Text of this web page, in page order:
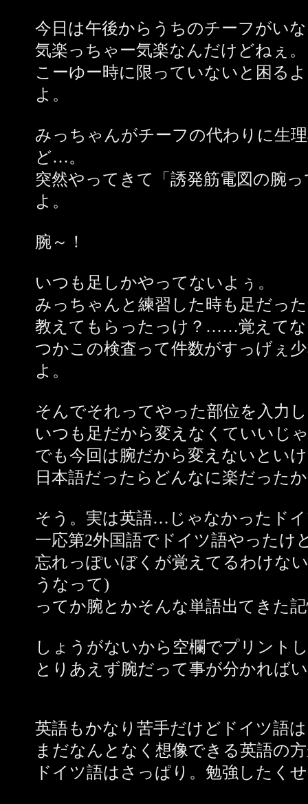
今日は午後からうちのチーフがい
気楽っちゃー気楽なんだけどねぇ。
こーゆー時に限っていないと困る
よ。
みっちゃんがチーフの代わりに生
ど…。
突然やってきて「誘発筋電図の腕
よ。
腕～！
いつも足しかやってないよぅ。
みっちゃんと練習した時も足だっ
教えてもらったっけ？……覚えて
つかこの検査って件数がすっげぇ
よ。
そんでそれってやった部位を入力
いつも足だから変えなくていいじ
でも今回は腕だから変えないとい
日本語だったらどんなに楽だった
そう。実は英語…じゃなかったド
一応第2外国語でドイツ語やったけ
忘れっぽいぼくが覚えてるわけな
うなって)
ってか腕とかそんな単語出てきた
しょうがないから空欄でプリント
とりあえず腕だって事が分かれば
英語もかなり苦手だけどドイツ語
まだなんとなく想像できる英語の
ドイツ語はさっぱり。勉強したく